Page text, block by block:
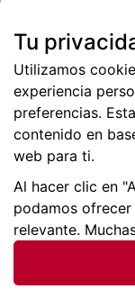
Más de 2 millones
Tu
Utilizamos
experiencia
preferencias.
contenido en
web para ti.
Al hacer clic en
podamos
relevante.